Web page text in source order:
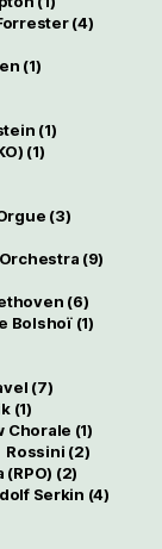
(4)
(1)
(1)
(1)
(3)
(9)
(6)
Bolshoï(1)
(7)
(1)
Chorale (1)
Rossini (2)
(2)
Serkin (4)